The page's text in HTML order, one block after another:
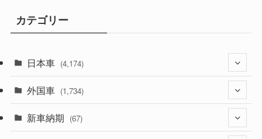
カテゴリー
日本車 (4,174)
(1,321)
(329)
外国車 (1,734)
新車納期 (67)